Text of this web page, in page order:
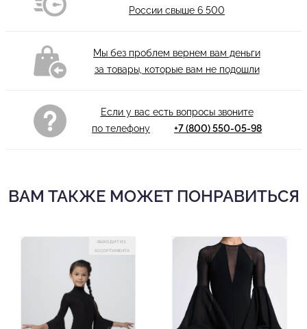
России свыше 6 500
Мы без проблем вернем вам деньги
за товары, которые вам не подошли
Если у вас есть вопросы звоните
по телефону
+7 (800) 550-05-98
ВАМ ТАКЖЕ МОЖЕТ ПОНРАВИТЬСЯ
ВЫХОДИТ ИЗ
АССОРТИМЕНТА